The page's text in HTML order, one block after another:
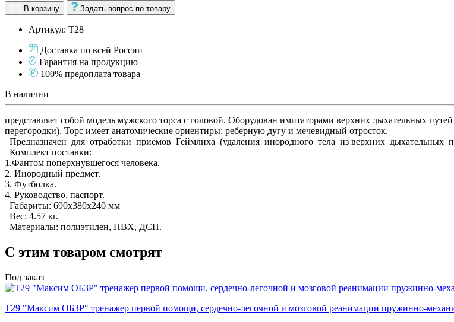
В корзину Задать вопрос по товару
Артикул: Т28
Доставка по всей России
Гарантия на продукцию
100% предоплата товара
В наличии
представляет собой модель мужского торса с головой. Оборудован имитаторами верхних дыхательных
перегородки). Торс имеет анатомические ориентиры: реберную дугу и мечевидный отросток.
Предназначен для отработки приёмов Геймлиха (удаления инородного тела из верхних дыхательных
Комплект поставки:
1.Фантом поперхнувшегося человека.
2. Инородный предмет.
3. Футболка.
4. Руководство, паспорт.
Габариты: 690х380х240 мм
Вес: 4.57 кг.
Материалы: полиэтилен, ПВХ, ДСП.
С этим товаром смотрят
Под заказ
Т29 "Максим ОБЗР" тренажер первой помощи, сердечно-легочной и мозговой реанимации пружинно-